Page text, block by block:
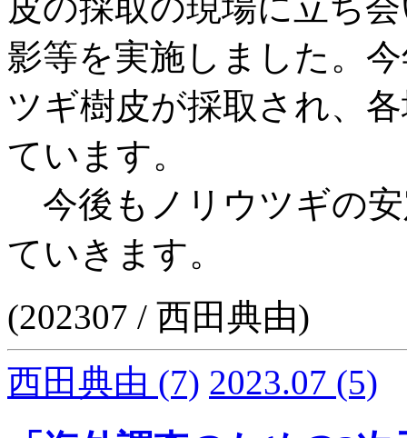
影等を実施しました。
ツギ樹皮が採取され、
ています。
今後もノリウツギの
ていきます。
(202307 / 西田典由)
西田典由 (7) 2023.07 (5)